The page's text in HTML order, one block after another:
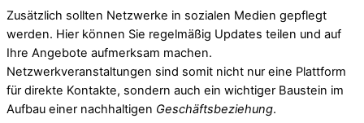
Zusätzlich sollten Netzwerke in sozialen Medien gepflegt
werden. Hier können Sie regelmäßig Updates teilen und auf
Ihre Angebote aufmerksam machen.
Netzwerkveranstaltungen sind somit nicht nur eine Plattform
für direkte Kontakte, sondern auch ein wichtiger Baustein im
Aufbau einer nachhaltigen Geschäftsbeziehung.